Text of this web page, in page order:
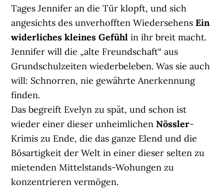
Tages Jennifer an die Tür klopft, und sich
angesichts des unverhofften WiedersehensEin
widerliches kleines Gefühlin ihr breit macht.
Jennifer will die „alte Freundschaft“ aus
Grundschulzeiten wiederbeleben. Was sie auch
will: Schnorren, nie gewährte Anerkennung
finden.
Das begreift Evelyn zu spät, und schon ist
wieder einer dieser unheimlichenNössler-
Krimis zu Ende, die das ganze Elend und die
Bösartigkeit der Welt in einer dieser selten zu
mietenden Mittelstands-Wohungen zu
konzentrieren vermögen.